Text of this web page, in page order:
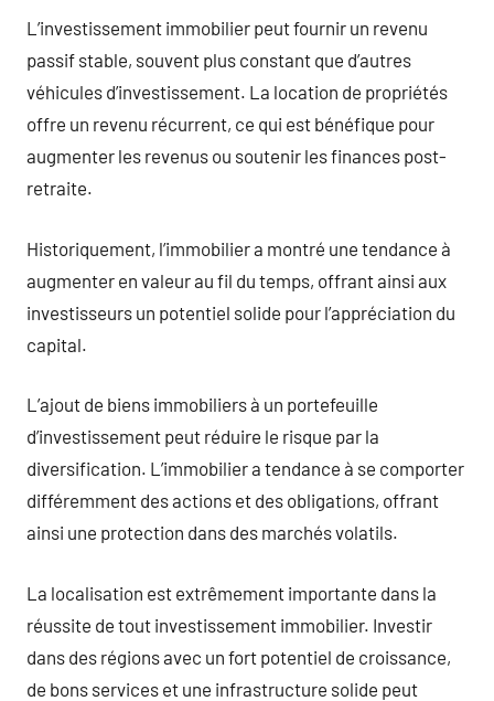
L’investissement immobilier peut fournir un revenu
passif stable, souvent plus constant que d’autres
véhicules d’investissement. La location de propriétés
offre un revenu récurrent, ce qui est bénéfique pour
augmenter les revenus ou soutenir les finances post-
retraite.
Historiquement, l’immobilier a montré une tendance à
augmenter en valeur au fil du temps, offrant ainsi aux
investisseurs un potentiel solide pour l’appréciation du
capital.
L’ajout de biens immobiliers à un portefeuille
d’investissement peut réduire le risque par la
diversification. L’immobilier a tendance à se comporter
différemment des actions et des obligations, offrant
ainsi une protection dans des marchés volatils.
La localisation est extrêmement importante dans la
réussite de tout investissement immobilier. Investir
dans des régions avec un fort potentiel de croissance,
de bons services et une infrastructure solide peut